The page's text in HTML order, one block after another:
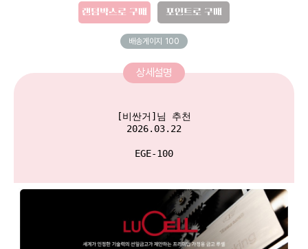
랜덤박스로 구매 포인트로 구매
배송게이지 100
상세설명
[비싼거]님 추천
2026.03.22
EGE-100